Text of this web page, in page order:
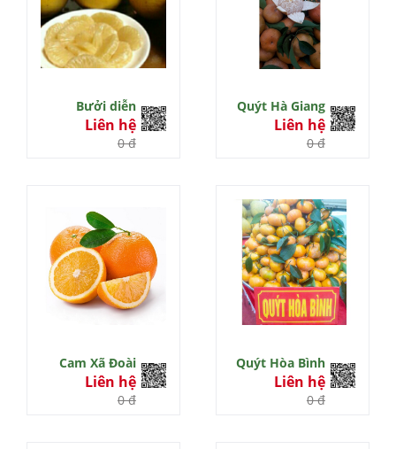
Bưởi diễn
Liên hệ
0 đ
Quýt Hà Giang
Liên hệ
0 đ
Cam Xã Đoài
Liên hệ
0 đ
Quýt Hòa Bình
Liên hệ
0 đ